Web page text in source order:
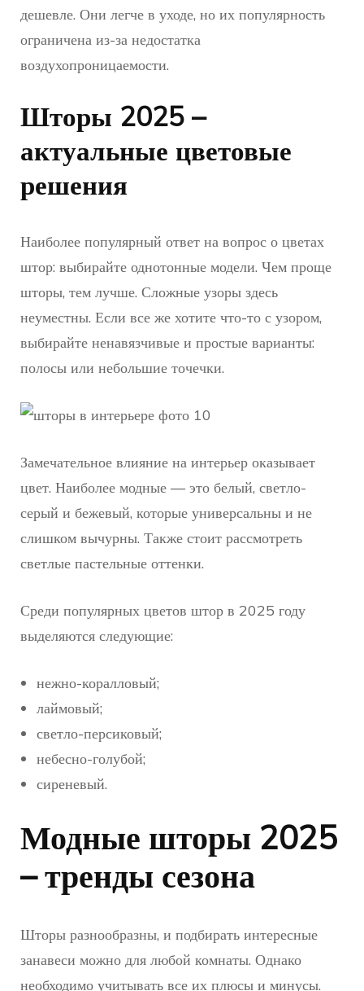
дешевле. Они легче в уходе, но их популярность
ограничена из-за недостатка
воздухопроницаемости.
Шторы 2025 –
актуальные цветовые
решения
Наиболее популярный ответ на вопрос о цветах
штор: выбирайте однотонные модели. Чем проще
шторы, тем лучше. Сложные узоры здесь
неуместны. Если все же хотите что-то с узором,
выбирайте ненавязчивые и простые варианты:
полосы или небольшие точечки.
Замечательное влияние на интерьер оказывает
цвет. Наиболее модные — это белый, светло-
серый и бежевый, которые универсальны и не
слишком вычурны. Также стоит рассмотреть
светлые пастельные оттенки.
Среди популярных цветов штор в 2025 году
выделяются следующие:
нежно-коралловый;
лаймовый;
светло-персиковый;
небесно-голубой;
сиреневый.
Модные шторы 2025
– тренды сезона
Шторы разнообразны, и подбирать интересные
занавеси можно для любой комнаты. Однако
необходимо учитывать все их плюсы и минусы.